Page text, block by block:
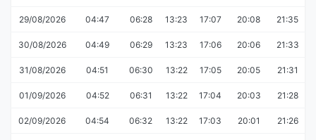
29/08/2026 04:47 06:28 13:23 17:07 20:08 21:35
30/08/2026 04:49 06:29 13:23 17:06 20:06 21:33
31/08/2026 04:51 06:30 13:22 17:05 20:05 21:31
01/09/2026 04:52 06:31 13:22 17:04 20:03 21:28
02/09/2026 04:54 06:32 13:22 17:03 20:01 21:26